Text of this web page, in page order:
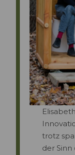
trotz
der Sinn